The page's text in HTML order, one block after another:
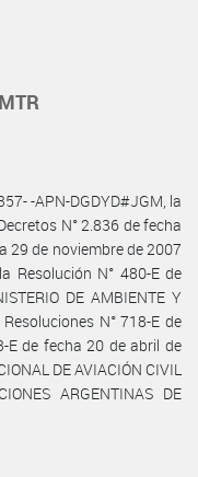
-APN-DGDYD#JGM, la
N° 2.836 de fecha
29 de noviembre de 2007
Resolución N° 480-E de
DE AMBIENTE Y
Resoluciones N° 718-E de
E de fecha 20 de abril de
DE AVIACIÓN CIVIL
ARGENTINAS DE